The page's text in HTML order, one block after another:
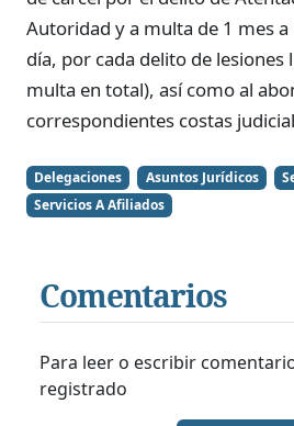
Autoridad y a multa de 1 mes
día, por cada delito de lesiones
multa en total), así como al
correspondientes costas
Delegaciones Asuntos Jurídicos
Servicios A Afiliados
Comentarios
Para leer o escribir
registrado